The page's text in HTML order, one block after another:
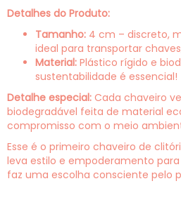
Detalhes do Produto:
Tamanho: 4 cm – discreto,
ideal para transportar
Material: Plástico rígido e
sustentabilidade é essencial!
Detalhe especial: Cada chaveiro
biodegradável feita de material
compromisso com o meio
Esse é o primeiro chaveiro de
leva estilo e empoderamento
faz uma escolha consciente pelo